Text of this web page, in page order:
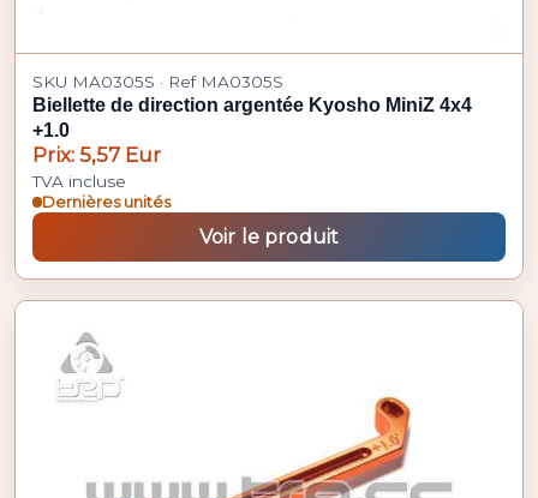
SKU MA0305S · Ref MA0305S
Biellette de direction argentée Kyosho MiniZ 4x4
+1.0
Prix: 5,57 Eur
TVA incluse
Dernières unités
Voir le produit